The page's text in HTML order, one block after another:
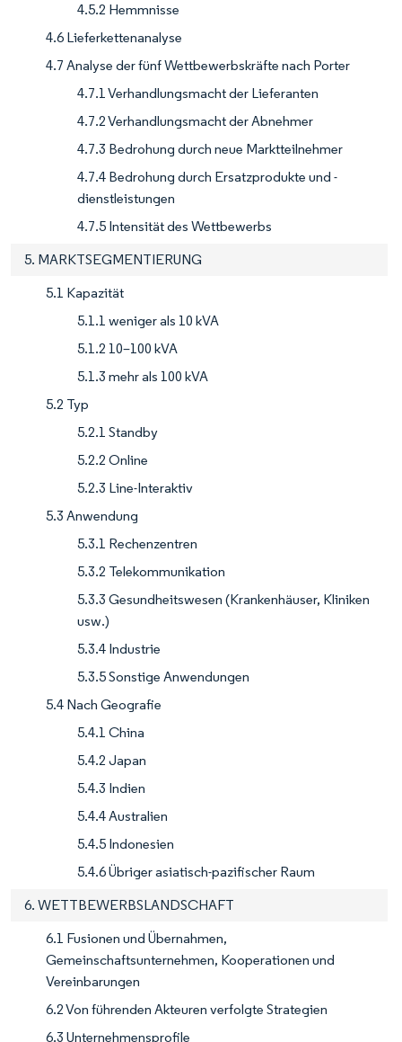
4.5.2 Hemmnisse
4.6 Lieferkettenanalyse
4.7 Analyse der fünf Wettbewerbskräfte nach Porter
4.7.1 Verhandlungsmacht der Lieferanten
4.7.2 Verhandlungsmacht der Abnehmer
4.7.3 Bedrohung durch neue Marktteilnehmer
4.7.4 Bedrohung durch Ersatzprodukte und -
dienstleistungen
4.7.5 Intensität des Wettbewerbs
5. MARKTSEGMENTIERUNG
5.1 Kapazität
5.1.1 weniger als 10 kVA
5.1.2 10–100 kVA
5.1.3 mehr als 100 kVA
5.2 Typ
5.2.1 Standby
5.2.2 Online
5.2.3 Line-Interaktiv
5.3 Anwendung
5.3.1 Rechenzentren
5.3.2 Telekommunikation
5.3.3 Gesundheitswesen (Krankenhäuser, Kliniken
usw.)
5.3.4 Industrie
5.3.5 Sonstige Anwendungen
5.4 Nach Geografie
5.4.1 China
5.4.2 Japan
5.4.3 Indien
5.4.4 Australien
5.4.5 Indonesien
5.4.6 Übriger asiatisch-pazifischer Raum
6. WETTBEWERBSLANDSCHAFT
6.1 Fusionen und Übernahmen,
Gemeinschaftsunternehmen, Kooperationen und
Vereinbarungen
6.2 Von führenden Akteuren verfolgte Strategien
6.3 Unternehmensprofile